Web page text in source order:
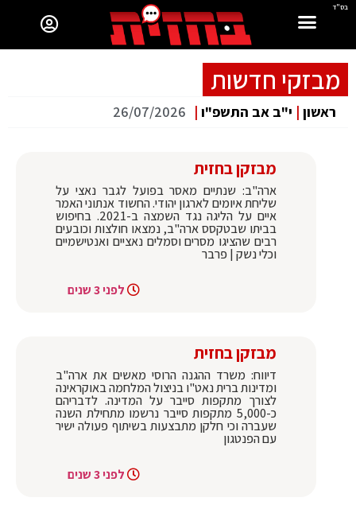
בס"ד
מבזקי חדשות
ראשון | י"ב אב התשפ"ו |
26/07/2026
מבזקן בחזית
ארה"ב: שנתיים מאסר בפועל לגבר נאצי על
שליחת איומים לארגון יהודי. החשוד אנתוני האמר
איים על הליגה נגד השמצה ב-2021. בחיפוש
בביתו שבטקסס ארה"ב, נמצאו חולצות וכובעים
רבים שהציגו מסרים וסמלים נאציים ואנטישמיים
וכלי נשק | פרבר
לפני 3 שנים
מבזקן בחזית
דיווח: משרד ההגנה הרוסי מאשים את ארה"ב
ומדינות ברית נאט"ו בניצול המלחמה באוקראינה
לצורך מתקפות סייבר על המדינה. לדבריהם
כ-5,000 מתקפות סייבר נרשמו מתחילת השנה
שעברה וכי חלקן מתבצעות בשיתוף פעולה ישיר
עם הפנטגון
לפני 3 שנים